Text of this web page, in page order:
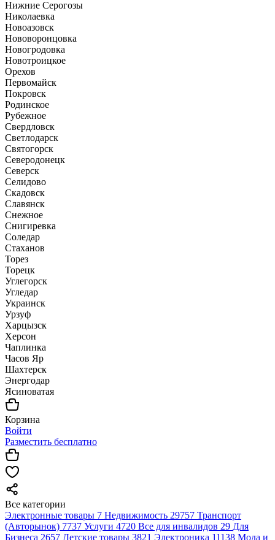
Нижние Серогозы
Николаевка
Новоазовск
Нововоронцовка
Новогродовка
Новотроицкое
Орехов
Первомайск
Покровск
Родинское
Рубежное
Свердловск
Светлодарск
Святогорск
Северодонецк
Северск
Селидово
Скадовск
Славянск
Снежное
Снигиревка
Соледар
Стаханов
Торез
Торецк
Углегорск
Угледар
Украинск
Урзуф
Харцызск
Херсон
Чаплинка
Часов Яр
Шахтерск
Энергодар
Ясиноватая
Корзина
Войти
Разместить бесплатно
Все категории
Электронные товары 7 Недвижимость 29757 Транспорт
(Авторынок) 7737 Услуги 4720 Все для инвалидов 29 Для
Бизнеса 2657 Детские товары 3821 Электроника 11138 Мода и